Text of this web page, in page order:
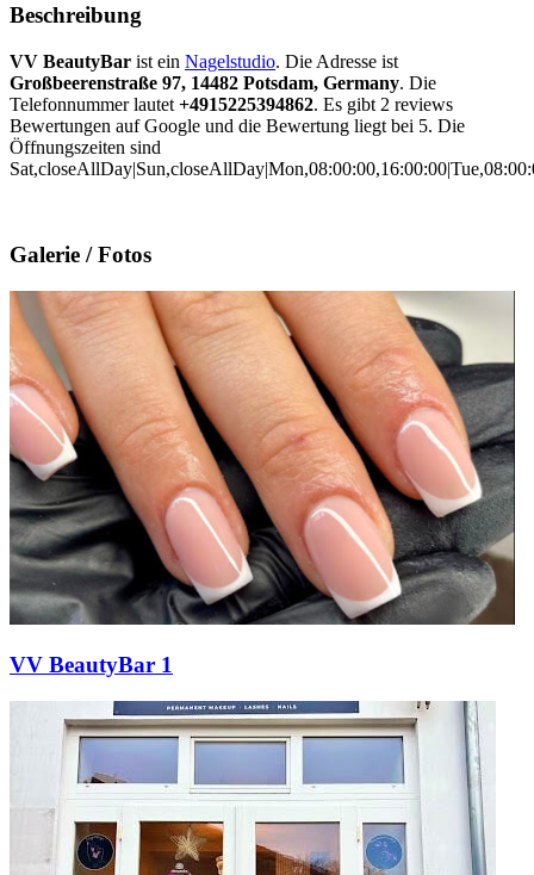
Beschreibung
VV BeautyBar ist ein Nagelstudio. Die Adresse ist
Großbeerenstraße 97, 14482 Potsdam, Germany. Die
Telefonnummer lautet +4915225394862. Es gibt 2 reviews
Bewertungen auf Google und die Bewertung liegt bei 5. Die
Öffnungszeiten sind
Galerie / Fotos
VV BeautyBar 1